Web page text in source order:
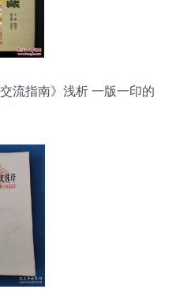
流指南》浅析 一版一印的